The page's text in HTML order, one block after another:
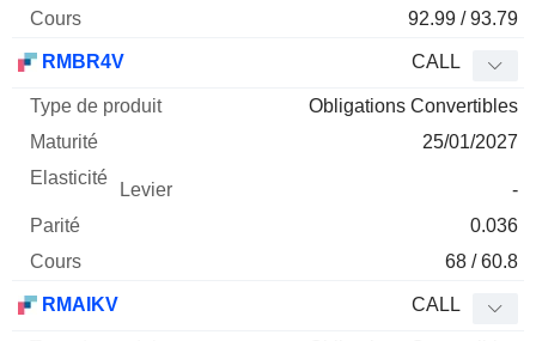
92.99 / 93.79
RMBR4V CALL
Obligations Convertibles
25/01/2027
-
0.036
68 / 60.8
RMAIKV CALL